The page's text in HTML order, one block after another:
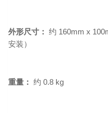
外形尺寸： 约 160mm x
安装）
重量： 约 0.8 kg